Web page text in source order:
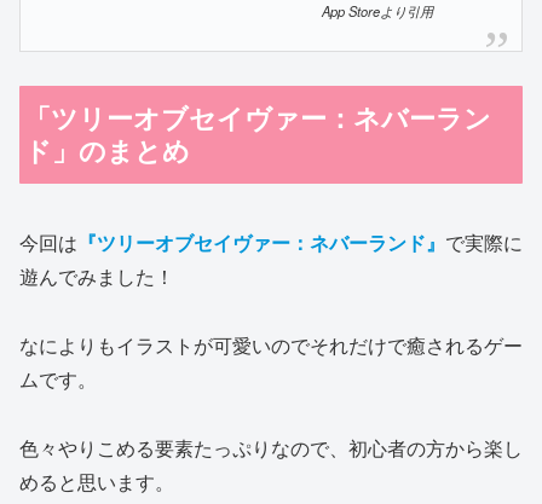
App Storeより引用
「ツリーオブセイヴァー：ネバーラン
ド」のまとめ
今回は 『ツリーオブセイヴァー：ネバーランド』 で実際に
遊んでみました！
なによりもイラストが可愛いのでそれだけで癒されるゲー
ムです。
色々やりこめる要素たっぷりなので、初心者の方から楽し
めると思います。